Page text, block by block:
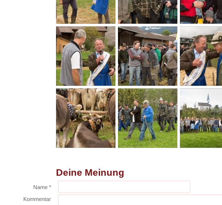
Deine Meinung
Name *
Kommentar